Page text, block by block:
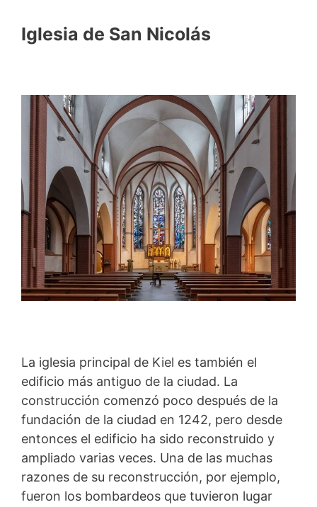
Iglesia de San Nicolás
La iglesia principal de Kiel es también el
edificio más antiguo de la ciudad. La
construcción comenzó poco después de la
fundación de la ciudad en 1242, pero desde
entonces el edificio ha sido reconstruido y
ampliado varias veces. Una de las muchas
razones de su reconstrucción, por ejemplo,
fueron los bombardeos que tuvieron lugar